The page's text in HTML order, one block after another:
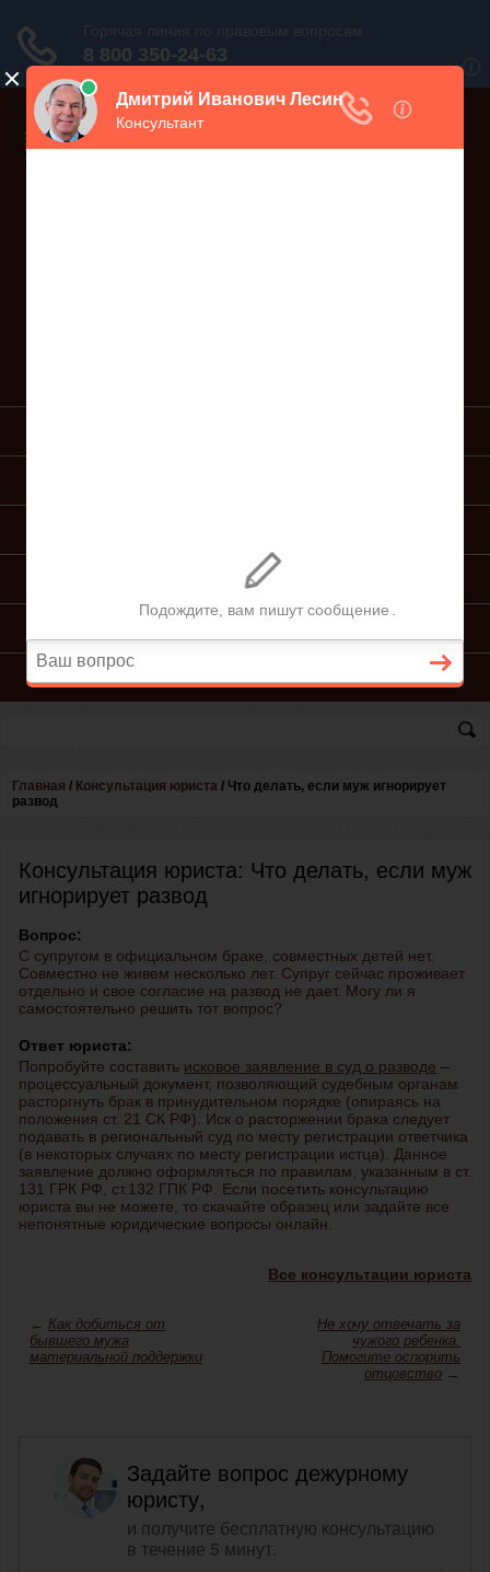
ПОДАЧА ИСКА
КОНСУЛЬТАЦИЯ ЮРИСТА
Главная / Консультация юриста / Что делать, если муж игнорирует
развод
Консультация юриста: Что делать, если муж
игнорирует развод
Вопрос:
С супругом в официальном браке, совместных детей нет.
Совместно не живем несколько лет. Супруг сейчас проживает
отдельно и свое согласие на развод не дает. Могу ли я
самостоятельно решить тот вопрос?
Ответ юриста:
Попробуйте составить исковое заявление в суд о разводе –
процессуальный документ, позволяющий судебным органам
расторгнуть брак в принудительном порядке (опираясь на
положения ст. 21 СК РФ). Иск о расторжении брака следует
подавать в региональный суд по месту регистрации ответчика
(в некоторых случаях по месту регистрации истца). Данное
заявление должно оформляться по правилам, указанным в ст.
131 ГРК РФ, ст.132 ГПК РФ. Если посетить консультацию
юриста вы не можете, то скачайте образец или задайте все
непонятные юридические вопросы онлайн.
Все консультации юриста
← Как добиться от
бывшего мужа
материальной поддержки
Не хочу отвечать за
чужого ребенка.
Помогите оспорить
отцовство →
Задайте вопрос дежурному
юристу,
и получите бесплатную консультацию
в течение 5 минут.